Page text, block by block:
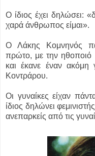
Ο ίδιος έχει δηλώσει:
χαρά άνθρωπος είμαι».
Ο Λάκης Κομνηνός
πρώτο, με την ηθοποιό
και έκανε έναν ακόμη
Κοντράρου.
Οι γυναίκες είχαν
ίδιος δηλώνει
ανεπαρκείς από τις